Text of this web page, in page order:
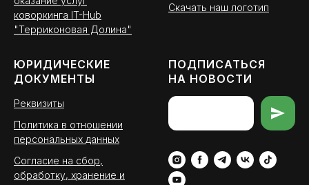
коворкинга IT-Hub
"Терриконовая Долина"
Скачать наш логотип
ЮРИДИЧЕСКИЕ
ДОКУМЕНТЫ
Реквизиты
Политика в отношении
персональных данных
Согласие на сбор,
обработку, хранение и
ПОДПИСАТЬСЯ
НА НОВОСТИ